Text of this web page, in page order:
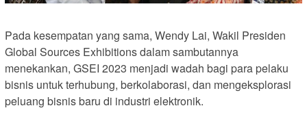
Pada kesempatan yang sama, Wendy Lai, Wakil Presiden
Global Sources Exhibitions dalam sambutannya
menekankan, GSEI 2023 menjadi wadah bagi para pelaku
bisnis untuk terhubung, berkolaborasi, dan mengeksplorasi
peluang bisnis baru di industri elektronik.